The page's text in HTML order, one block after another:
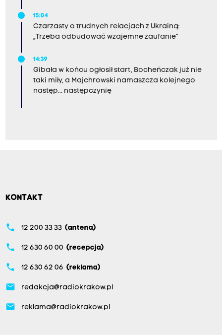
15:04
Czarzasty o trudnych relacjach z Ukrainą:
„Trzeba odbudować wzajemne zaufanie”
14:39
Gibała w końcu ogłosił start, Bocheńczak już nie
taki miły, a Majchrowski namaszcza kolejnego
następ... następczynię
KONTAKT
phone 12 200 33 33 (antena)
phone 12 630 60 00 (recepcja)
phone 12 630 62 06 (reklama)
email redakcja@radiokrakow.pl
email reklama@radiokrakow.pl